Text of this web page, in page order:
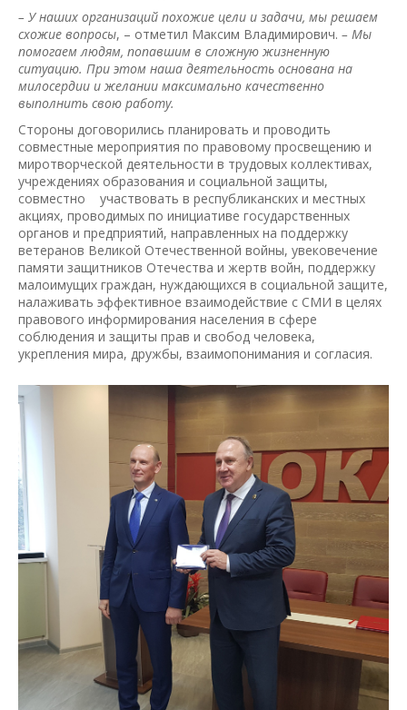
– У наших организаций похожие цели и задачи, мы решаем
схожие вопросы, – отметил Максим Владимирович. – Мы
помогаем людям, попавшим в сложную жизненную
ситуацию. При этом наша деятельность основана на
милосердии и желании максимально качественно
выполнить свою работу.
Стороны договорились планировать и проводить
совместные мероприятия по правовому просвещению и
миротворческой деятельности в трудовых коллективах,
учреждениях образования и социальной защиты,
совместно участвовать в республиканских и местных
акциях, проводимых по инициативе государственных
органов и предприятий, направленных на поддержку
ветеранов Великой Отечественной войны, увековечение
памяти защитников Отечества и жертв войн, поддержку
малоимущих граждан, нуждающихся в социальной защите,
налаживать эффективное взаимодействие с СМИ в целях
правового информирования населения в сфере
соблюдения и защиты прав и свобод человека,
укрепления мира, дружбы, взаимопонимания и согласия.